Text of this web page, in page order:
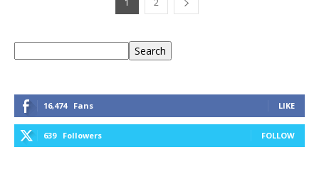
1 2
Search
16,474 Fans LIKE
639 Followers FOLLOW